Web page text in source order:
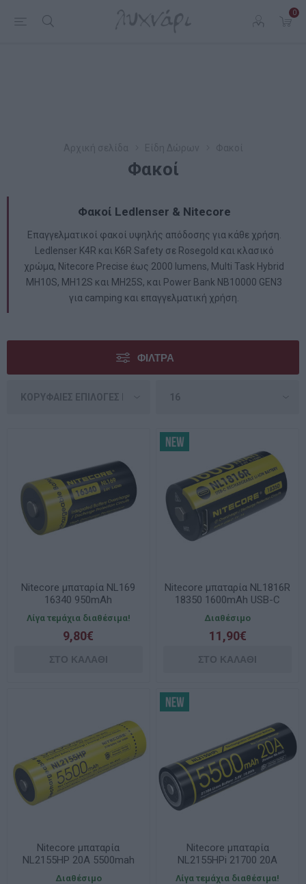
0
Φακοί
Φακοί Ledlenser & Nitecore
Επαγγελματικοί φακοί υψηλής απόδοσης για κάθε χρήση.
Ledlenser K4R και K6R Safety σε Rosegold και κλασικό
χρώμα, Nitecore Precise έως 2000 lumens, Multi Task Hybrid
MH10S, MH12S και MH25S, και Power Bank NB10000 GEN3
για camping και επαγγελματική χρήση.
ΦΊΛΤΡΑ
Nitecore μπαταρία NL169
16340 950mAh
Λίγα τεμάχια διαθέσιμα!
9,80€
Nitecore μπαταρία NL1816R
18350 1600mAh USB-C
Διαθέσιμο
11,90€
Nitecore μπαταρία
NL2155HP 20A 5500mah
21700
Διαθέσιμο
Nitecore μπαταρία
NL2155HPi 21700 20A
5500mAh
Λίγα τεμάχια διαθέσιμα!